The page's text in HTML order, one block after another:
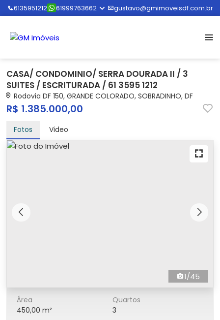
6135951212 61999763662 gustavo@gmimoveisdf.com.br
CASA/ CONDOMINIO/ SERRA DOURADA II / 3
SUITES / ESCRITURADA / 61 3595 1212
Rodovia DF 150, GRANDE COLORADO, SOBRADINHO, DF
R$ 1.385.000,00
Fotos Video
1/45
Área
450,00 m²
Quartos
3